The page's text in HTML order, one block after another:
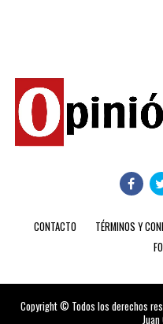
CONTACTO TÉRMINOS Y
Copyright © Todos los derechos